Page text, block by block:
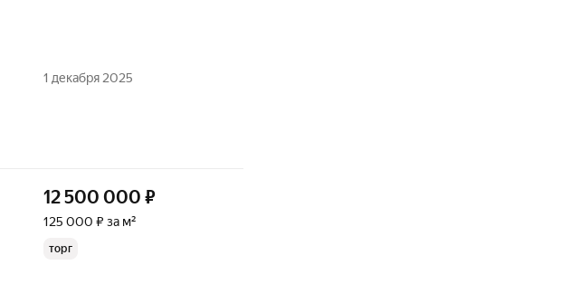
1 декабря 2025
12 500 000 ₽
125 000 ₽ за м²
торг